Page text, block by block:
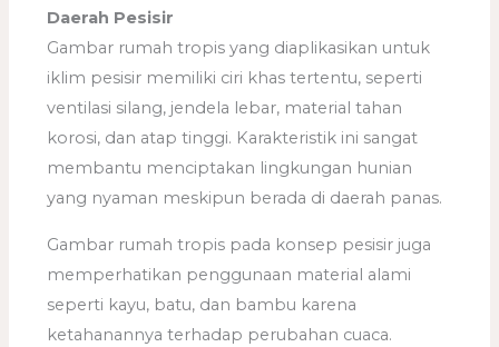
Daerah Pesisir
Gambar rumah tropis yang diaplikasikan untuk
iklim pesisir memiliki ciri khas tertentu, seperti
ventilasi silang, jendela lebar, material tahan
korosi, dan atap tinggi. Karakteristik ini sangat
membantu menciptakan lingkungan hunian
yang nyaman meskipun berada di daerah panas.
Gambar rumah tropis pada konsep pesisir juga
memperhatikan penggunaan material alami
seperti kayu, batu, dan bambu karena
ketahanannya terhadap perubahan cuaca.